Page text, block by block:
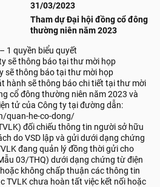
31/03/2023
Tham dự Đại hội đồng cổ đông
thường niên năm 2023
1 quyền biểu quyết
sẽ thông báo tại thư mời họp
sẽ thông báo tại thư mời họp
hành sẽ thông báo chi tiết tại thư mời
cổ đông thường niên năm 2023 và
tử của Công ty tại đường dẫn:
quan-he-co-dong/
đối chiếu thông tin người sở hữu
do VSD lập và gửi dưới dạng chứng
đang quản lý đồng thời gửi cho
03/THQ) dưới dạng chứng từ điện
không chấp thuận các thông tin
TVLK chưa hoàn tất việc kết nối hoặc